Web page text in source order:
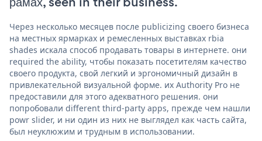
Через несколько месяцев после publicizing своего бизнеса
на местных ярмарках и ремесленных выставках rbia
shades искала способ продавать товары в интернете. они
required the ability, чтобы показать посетителям качество
своего продукта, свой легкий и эргономичный дизайн в
привлекательной визуальной форме. их Authority Pro не
предоставили для этого адекватного решения. они
попробовали different third-party apps, прежде чем нашли
powr slider, и ни один из них не выглядел как часть сайта,
был неуклюжим и трудным в использовании.